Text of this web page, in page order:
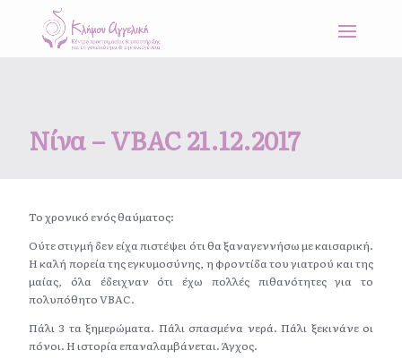
Νίνα – VBAC 21.12.2017
Το χρονικό ενός θαύματος:
Ούτε στιγμή δεν είχα πιστέψει ότι θα ξαναγεννήσω με καισαρική.
Η καλή πορεία της εγκυμοσύνης, η φροντίδα του γιατρού και της
μαίας, όλα έδειχναν ότι έχω πολλές πιθανότητες για το
πολυπόθητο VBAC.
Πάλι 3 τα ξημερώματα. Πάλι σπασμένα νερά. Πάλι ξεκινάνε οι
πόνοι. Η ιστορία επαναλαμβάνεται. Άγχος.